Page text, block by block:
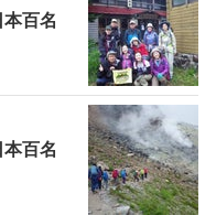
百名
百名